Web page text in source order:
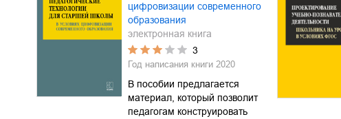
цифровизации современного
образования
электронная книга
3
Год написания книги 2020
В пособии предлагается
материал, который позволит
педагогам конструировать